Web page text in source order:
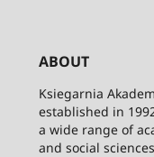
ABOUT
Ksiegarnia
established in
a wide range of
and social